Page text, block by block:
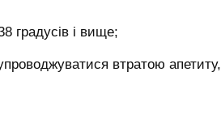
градусів і вище;
втратою апетиту,